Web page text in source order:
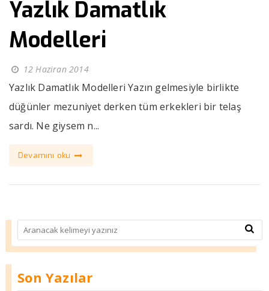
Yazlık Damatlık
Modelleri
12 Haziran 2014
Yazlık Damatlık Modelleri Yazın gelmesiyle birlikte
düğünler mezuniyet derken tüm erkekleri bir telaş
sardı. Ne giysem n...
Devamını oku
Son Yazılar